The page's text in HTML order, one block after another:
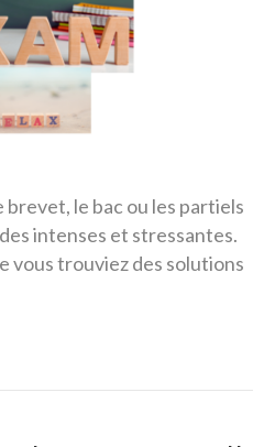
brevet, le bac ou les partiels
intenses et stressantes.
vous trouviez des solutions